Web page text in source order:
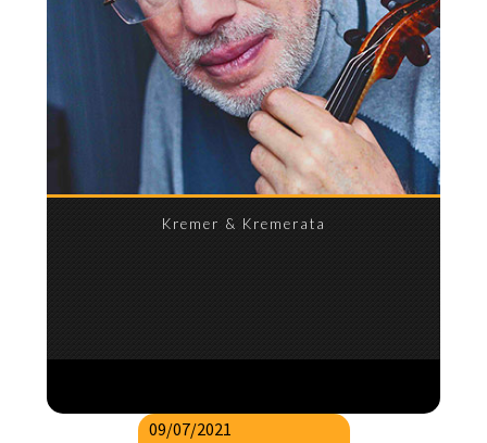
Kremer & Kremerata
09/07/2021